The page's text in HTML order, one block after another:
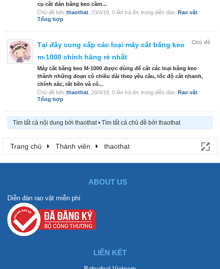
cụ cắt dán băng keo cầm...
Chủ đề bởi: thaothat 23/4/19 , 0 lần trả lời, trong diễn đàn: Rao vặt
Tổng hợp
Chủ đề
Tại đây cung cấp các loại máy cắt băng keo
m-1000 chính hãng rẻ nhất
Máy cắt băng keo M-1000 được dùng để cắt các loại băng keo
thành những đoạn có chiều dài theo yêu cầu, tốc độ cắt nhanh,
chính xác, rất bền và có...
Chủ đề bởi: thaothat 20/4/19 , 0 lần trả lời, trong diễn đàn: Rao vặt
Tổng hợp
Tìm tất cả nội dung bởi thaothat Tìm tất cả chủ đề bởi thaothat
Trang chủ Thành viên thaothat
ABOUT US
Diễn đàn rao vặt miễn phí
LIÊN KẾT